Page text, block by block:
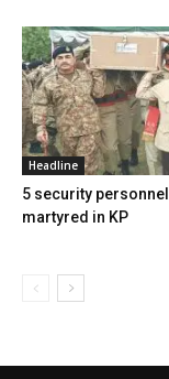
Headline
5 security personnel
martyred in KP